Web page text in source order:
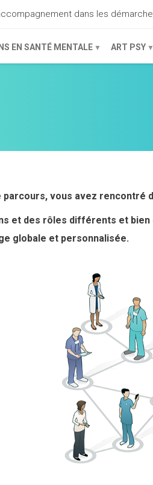
dans les
EN SANTÉ MENTALE ART PSY
vous avez rencontré
et des rôles différents et
globale et personnalisée.